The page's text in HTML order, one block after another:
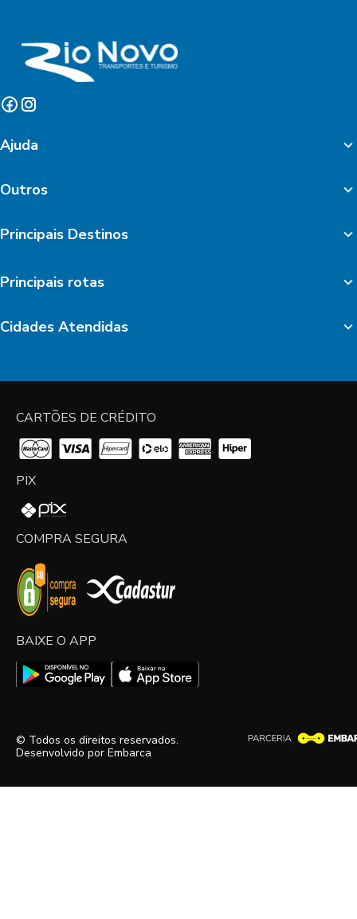
Ajuda
Outros
Principais Destinos
Principais rotas
Cidades Atendidas
CARTÕES DE CRÉDITO
PIX
COMPRA SEGURA
BAIXE O APP
© Todos os direitos reservados.
Desenvolvido por Embarca